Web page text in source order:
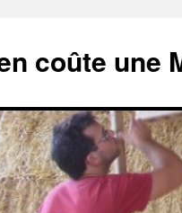
coûte une